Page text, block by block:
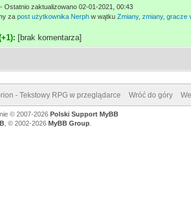
Ostatnio zaktualizowano 02-01-2021, 00:43
zapost użytkownika Nerph w wątkuZmiany, zmiany, gracze
[brak komentarza]
- Tekstowy RPG w przeglądarce Wróć do góry
© 2007-2026 Polski Support MyBB
, © 2002-2026 MyBB Group.